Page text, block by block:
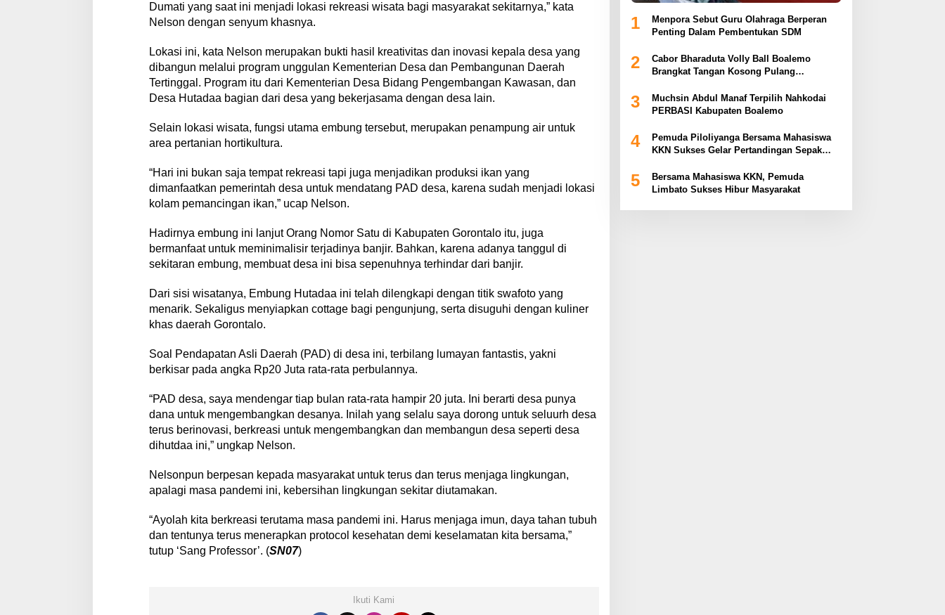
Dumati yang saat ini menjadi lokasi rekreasi wisata bagi masyarakat sekitarnya,” kata
Nelson dengan senyum khasnya.
Lokasi ini, kata Nelson merupakan bukti hasil kreativitas dan inovasi kepala desa yang
dibangun melalui program unggulan Kementerian Desa dan Pembangunan Daerah
Tertinggal. Program itu dari Kementerian Desa Bidang Pengembangan Kawasan, dan
Desa Hutadaa bagian dari desa yang bekerjasama dengan desa lain.
Selain lokasi wisata, fungsi utama embung tersebut, merupakan penampung air untuk
area pertanian hortikultura.
“Hari ini bukan saja tempat rekreasi tapi juga menjadikan produksi ikan yang
dimanfaatkan pemerintah desa untuk mendatang PAD desa, karena sudah menjadi lokasi
kolam pemancingan ikan,” ucap Nelson.
Hadirnya embung ini lanjut Orang Nomor Satu di Kabupaten Gorontalo itu, juga
bermanfaat untuk meminimalisir terjadinya banjir. Bahkan, karena adanya tanggul di
sekitaran embung, membuat desa ini bisa sepenuhnya terhindar dari banjir.
Dari sisi wisatanya, Embung Hutadaa ini telah dilengkapi dengan titik swafoto yang
menarik. Sekaligus menyiapkan cottage bagi pengunjung, serta disuguhi dengan kuliner
khas daerah Gorontalo.
Soal Pendapatan Asli Daerah (PAD) di desa ini, terbilang lumayan fantastis, yakni
berkisar pada angka Rp20 Juta rata-rata perbulannya.
“PAD desa, saya mendengar tiap bulan rata-rata hampir 20 juta. Ini berarti desa punya
dana untuk mengembangkan desanya. Inilah yang selalu saya dorong untuk seluurh desa
terus berinovasi, berkreasi untuk mengembangkan dan membangun desa seperti desa
dihutdaa ini,” ungkap Nelson.
Nelsonpun berpesan kepada masyarakat untuk terus dan terus menjaga lingkungan,
apalagi masa pandemi ini, kebersihan lingkungan sekitar diutamakan.
“Ayolah kita berkreasi terutama masa pandemi ini. Harus menjaga imun, daya tahan tubuh
dan tentunya terus menerapkan protocol kesehatan demi keselamatan kita bersama,”
tutup ‘Sang Professor’. (SN07)
Ikuti Kami
1
Menpora Sebut Guru Olahraga Berperan
Penting Dalam Pembentukan SDM
2
Cabor Bharaduta Volly Ball Boalemo
Brangkat Tangan Kosong Pulang
3
Muchsin Abdul Manaf Terpilih Nahkodai
PERBASI Kabupaten Boalemo
4
Pemuda Piloliyanga Bersama Mahasiswa
KKN Sukses Gelar Pertandingan Sepak
5
Bersama Mahasiswa KKN, Pemuda
Limbato Sukses Hibur Masyarakat